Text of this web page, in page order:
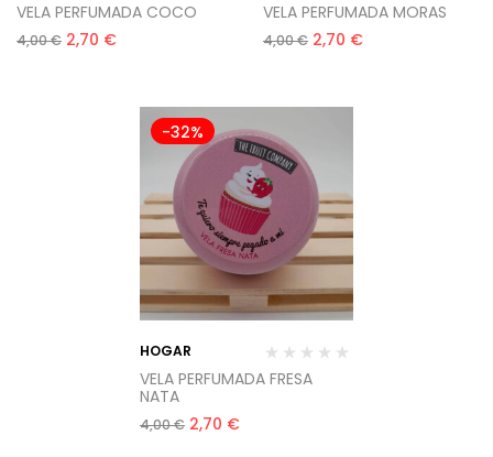
VELA PERFUMADA COCO
4,00€ 2,70 €
VELA PERFUMADA MORAS
4,00€ 2,70 €
-32%
HOGAR
VELA PERFUMADA FRESA
NATA
4,00€ 2,70 €